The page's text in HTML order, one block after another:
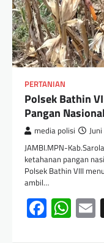
PERTANIAN
Polsek Bathin
Pangan
media polisi
JAMBI.MPN-
ketahanan pangan
Polsek Bathin VIII
ambil…